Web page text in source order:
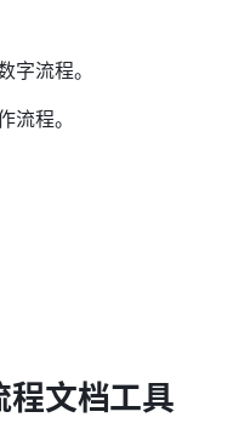
字流程。
流程。
文档工具